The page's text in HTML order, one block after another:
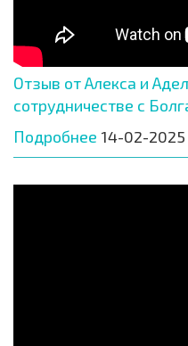
Отзыв от Алекса и
сотрудничестве с
Подробнее 14-02-2025